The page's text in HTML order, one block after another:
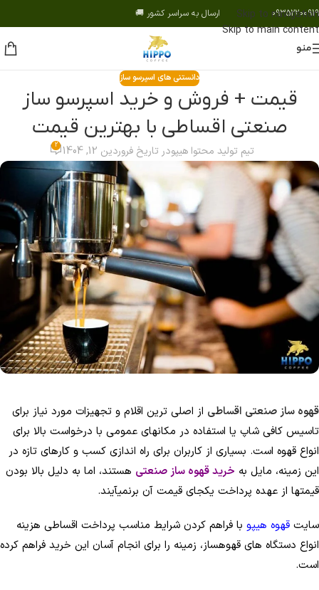
Skip to navigation
Skip to main content
09352200919 ارسال به سراسر کشور 🚚
منو
دانستنی های اسپرسو ساز
قیمت + فروش و خرید اسپرسو ساز
صنعتی اقساطی با بهترین قیمت
تیم تولید محتوا هیپودر تاریخ فروردین 12, 1404 2
قهوه ساز صنعتی اقساطی از اصلی ­ترین اقلام و تجهیزات مورد نیاز برای
تاسیس کافی شاپ یا استفاده در مکان­های عمومی با درخواست بالا برای
انواع قهوه است. بسیاری از کاربران برای راه­ اندازی کسب ­و کارهای تازه در
این زمینه، مایل به خرید قهوه ساز صنعتی هستند، اما به ­دلیل بالا بودن
قیمت­ها از عهده پرداخت یکجای قیمت آن برنمی­آیند.
سایت قهوه هیپو با فراهم کردن شرایط مناسب پرداخت اقساطی هزینه
انواع دستگاه های قهوه­ساز، زمینه را برای انجام آسان این خرید فراهم کرده
است.
سوپر کافئین هیپو(70%روبوستا)
قوی ترین قهوه ایران
کاپوچینو
طعمی که ارزش امتحان